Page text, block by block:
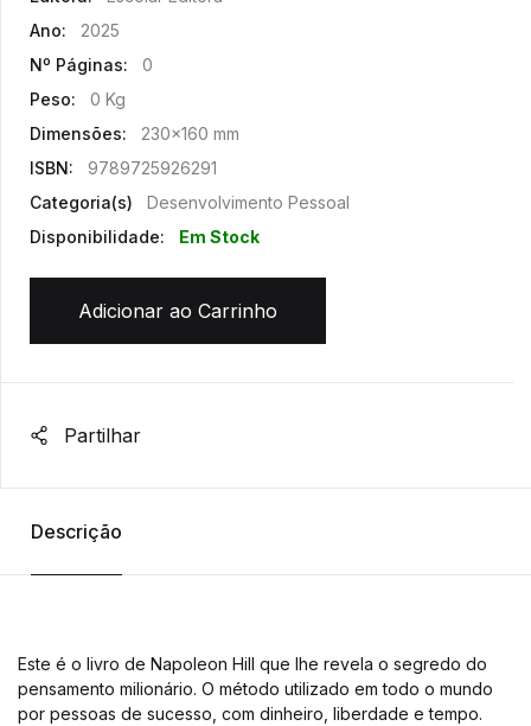
Ano:
2025
Nº Páginas:
0
Peso:
0 Kg
Dimensões:
230x160 mm
ISBN:
9789725926291
Categoria(s)
Desenvolvimento Pessoal
Disponibilidade:
Em Stock
Adicionar ao Carrinho
Partilhar
Descrição
Este é o livro de Napoleon Hill que lhe revela o segredo do
pensamento milionário. O método utilizado em todo o mundo
por pessoas de sucesso, com dinheiro, liberdade e tempo.